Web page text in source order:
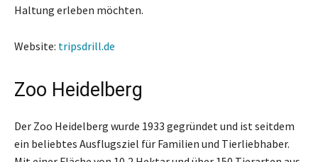
Haltung erleben möchten.
Website: tripsdrill.de
Zoo Heidelberg
Der Zoo Heidelberg wurde 1933 gegründet und ist seitdem
ein beliebtes Ausflugsziel für Familien und Tierliebhaber.